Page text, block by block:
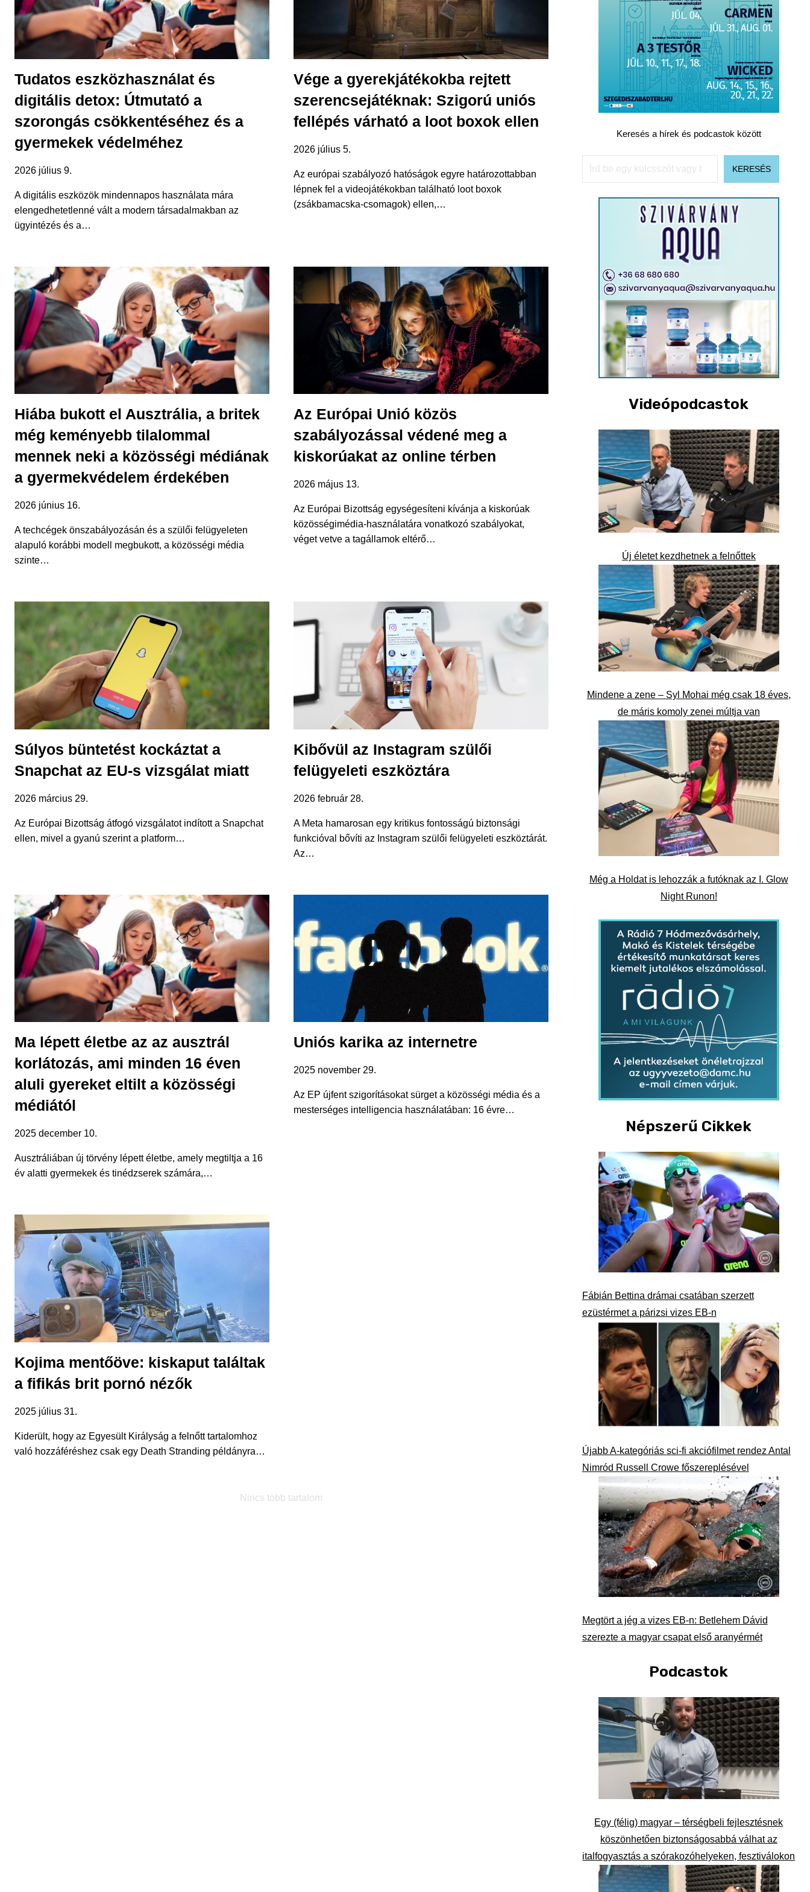
Tudatos eszközhasználat és
digitális detox: Útmutató a
szorongás csökkentéséhez és a
gyermekek védelméhez
2026 július 9.
A digitális eszközök mindennapos használata mára
elengedhetetlenné vált a modern társadalmakban az
ügyintézés és a…
Vége a gyerekjátékokba rejtett
szerencsejátéknak: Szigorú uniós
fellépés várható a loot boxok ellen
2026 július 5.
Az európai szabályozó hatóságok egyre határozottabban
lépnek fel a videojátékokban található loot boxok
(zsákbamacska-csomagok) ellen,…
Hiába bukott el Ausztrália, a britek
még keményebb tilalommal
mennek neki a közösségi médiának
a gyermekvédelem érdekében
2026 június 16.
A techcégek önszabályozásán és a szülői felügyeleten
alapuló korábbi modell megbukott, a közösségi média
szinte…
Az Európai Unió közös
szabályozással védené meg a
kiskorúakat az online térben
2026 május 13.
Az Európai Bizottság egységesíteni kívánja a kiskorúak
közösségimédia-használatára vonatkozó szabályokat,
véget vetve a tagállamok eltérő…
Súlyos büntetést kockáztat a
Snapchat az EU-s vizsgálat miatt
2026 március 29.
Az Európai Bizottság átfogó vizsgálatot indított a Snapchat
ellen, mivel a gyanú szerint a platform…
Kibővül az Instagram szülői
felügyeleti eszköztára
2026 február 28.
A Meta hamarosan egy kritikus fontosságú biztonsági
funkcióval bővíti az Instagram szülői felügyeleti eszköztárát.
Az…
Ma lépett életbe az az ausztrál
korlátozás, ami minden 16 éven
aluli gyereket eltilt a közösségi
médiától
2025 december 10.
Ausztráliában új törvény lépett életbe, amely megtiltja a 16
év alatti gyermekek és tinédzserek számára,…
Uniós karika az internetre
2025 november 29.
Az EP újfent szigorításokat sürget a közösségi média és a
mesterséges intelligencia használatában: 16 évre…
Kojima mentőöve: kiskaput találtak
a fifikás brit pornó nézők
2025 július 31.
Kiderült, hogy az Egyesült Királyság a felnőtt tartalomhoz
való hozzáféréshez csak egy Death Stranding példányra…
Nincs több tartalom
Keresés a hírek és podcastok között
Keresés
KERESÉS
Videópodcastok
Új életet kezdhetnek a felnőttek
Mindene a zene – Syl Mohai még csak 18 éves,
de máris komoly zenei múltja van
Még a Holdat is lehozzák a futóknak az I. Glow
Night Runon!
Népszerű Cikkek
Fábián Bettina drámai csatában szerzett
ezüstérmet a párizsi vizes EB-n
Újabb A-kategóriás sci-fi akciófilmet rendez Antal
Nimród Russell Crowe főszereplésével
Megtört a jég a vizes EB-n: Betlehem Dávid
szerezte a magyar csapat első aranyérmét
Podcastok
Egy (félig) magyar – térségbeli fejlesztésnek
köszönhetően biztonságosabbá válhat az
italfogyasztás a szórakozóhelyeken, fesztiválokon